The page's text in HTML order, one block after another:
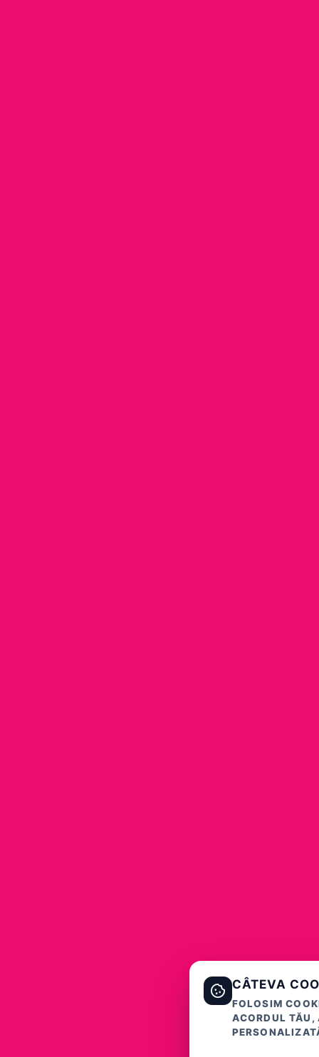
CÂTEVA
FOLOSIM
ACORDUL